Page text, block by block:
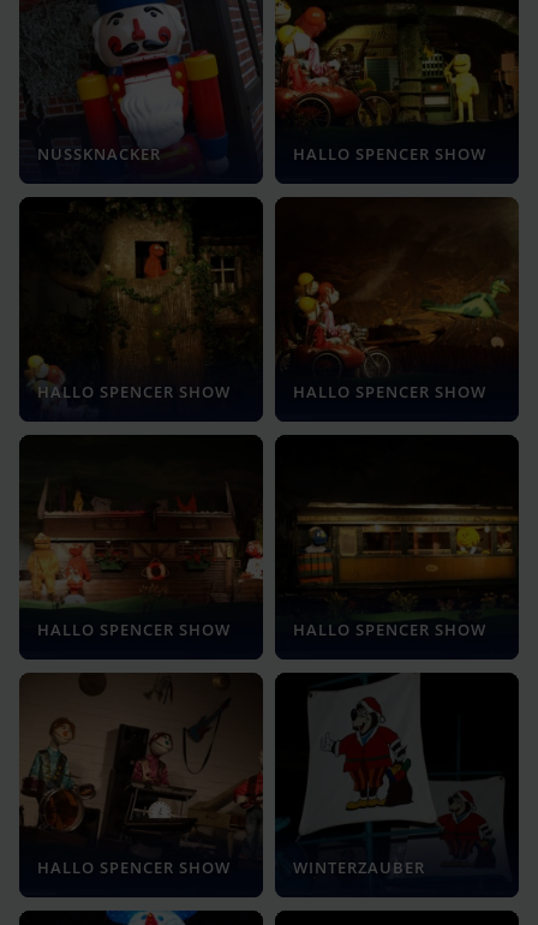
NUSSKNACKER HALLO SPENCER SHOW
HALLO SPENCER SHOW HALLO SPENCER SHOW
HALLO SPENCER SHOW HALLO SPENCER SHOW
HALLO SPENCER SHOW WINTERZAUBER